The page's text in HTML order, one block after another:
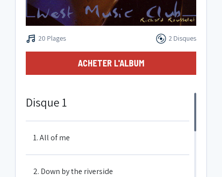
20 Plages 2 Disques
ACHETER L'ALBUM
Disque 1
1. All of me
2. Down by the riverside